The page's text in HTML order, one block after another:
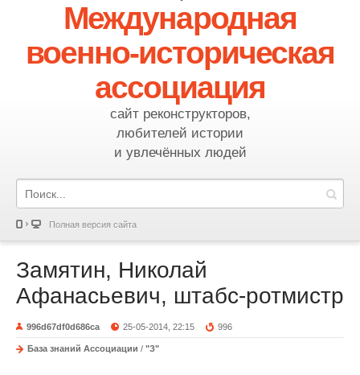
Международная
военно-историческая
ассоциация
сайт реконструкторов,
любителей истории
и увлечённых людей
Полная версия сайта
Замятин, Николай
Афанасьевич, штабс-ротмистр
996d67df0d686ca 25-05-2014, 22:15 996
База знаний Ассоциации / "З"